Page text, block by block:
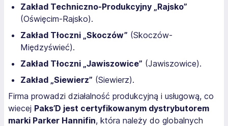
Zakład Techniczno-Produkcyjny „Rajsko”
(Oświęcim-Rajsko).
Zakład Tłoczni „Skoczów” (Skoczów-
Międzyświeć).
Zakład Tłoczni „Jawiszowice” (Jawiszowice).
Zakład „Siewierz” (Siewierz).
Firma prowadzi działalność produkcyjną i usługową, co
wiecej Paks’D jest certyfikowanym dystrybutorem
marki Parker Hannifin, która należy do globalnych